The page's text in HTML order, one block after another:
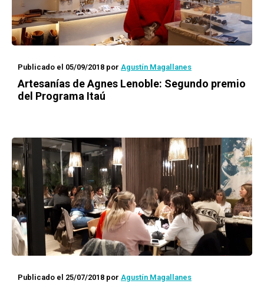
Publicado el 05/09/2018 por Agustín Magallanes
Artesanías de Agnes Lenoble: Segundo premio
del Programa Itaú
Publicado el 25/07/2018 por Agustín Magallanes